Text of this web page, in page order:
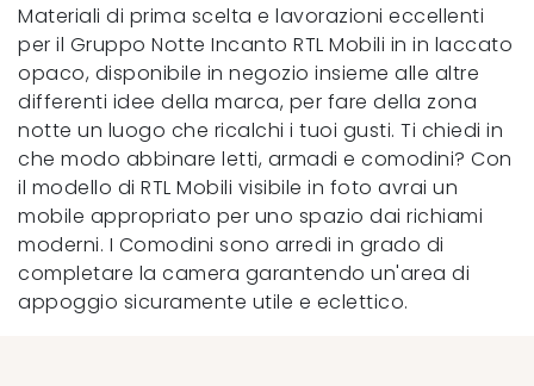
Materiali di prima scelta e lavorazioni eccellenti
per il Gruppo Notte Incanto RTL Mobili in in laccato
opaco, disponibile in negozio insieme alle altre
differenti idee della marca, per fare della zona
notte un luogo che ricalchi i tuoi gusti. Ti chiedi in
che modo abbinare letti, armadi e comodini? Con
il modello di RTL Mobili visibile in foto avrai un
mobile appropriato per uno spazio dai richiami
moderni. I Comodini sono arredi in grado di
completare la camera garantendo un'area di
appoggio sicuramente utile e eclettico.